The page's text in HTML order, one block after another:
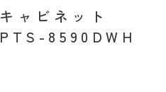
キャビネット
PTS-8590DWH